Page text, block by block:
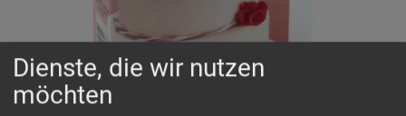
Dienste, die wir nutzen
möchten